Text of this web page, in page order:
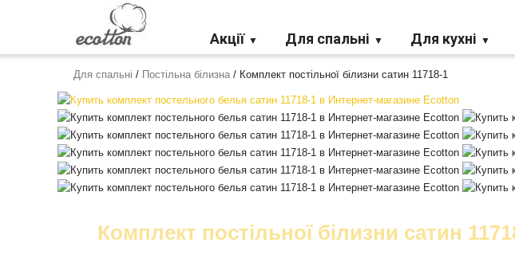
Акції Для спальні Для кухні
Для спальні / Постільна білизна/ Комплект постільної білизни сатин 11718-1
Комплект постільної білизни сатин